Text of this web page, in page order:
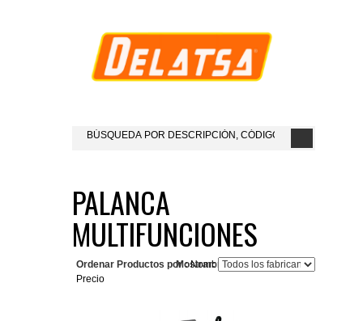
PALANCA
MULTIFUNCIONES
Mostrar:
Ordenar Productos por : Nombre del Producto+
Precio